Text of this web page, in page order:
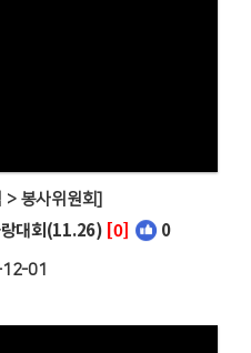
> 봉사위원회]
대회(11.26) [0] 0
01